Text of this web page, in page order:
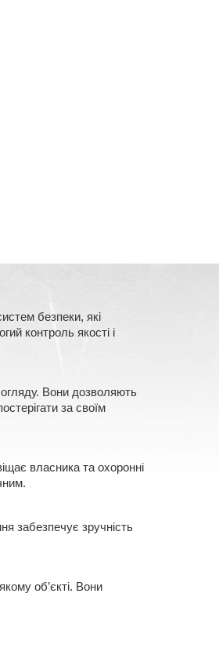
безпеки, які
контроль якості і
огляду. Вони дозволяють
за своїм
власника та охоронні
забезпечує зручність
об’єкті. Вони